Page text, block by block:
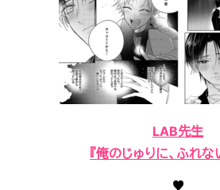
LAB先生
『俺のじゅりに、ふれ